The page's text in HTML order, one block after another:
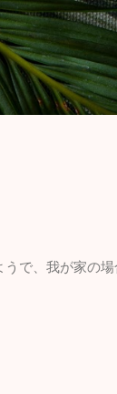
テンツに移動
で、我が家の